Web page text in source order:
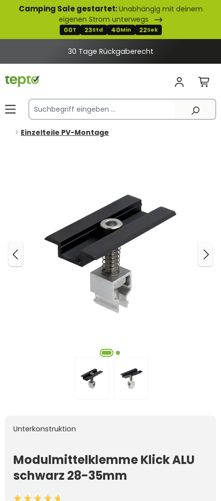
springen
Camping Sale gestartet:Unabhängig mit deinem
eigenen Strom unterwegs
00T 23Std 40Min 21Sek
30 Tage Rückgaberecht
Einzelteile PV-Montage
Unterkonstruktion
Modulmittelklemme Klick ALU
schwarz 28-35mm